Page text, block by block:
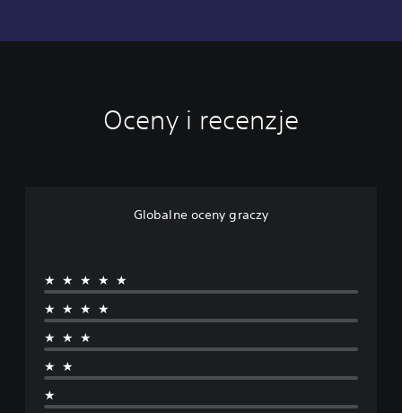
Oceny i recenzje
Globalne oceny graczy
★★★★★
★★★★
★★★
★★
★